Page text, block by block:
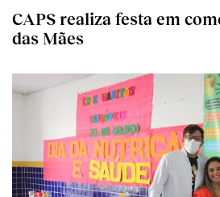
CAPS realiza festa em
das Mães